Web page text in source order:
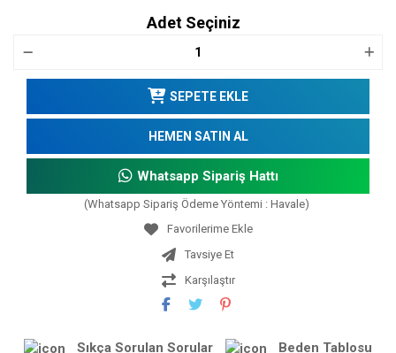
Adet Seçiniz
SEPETE EKLE
HEMEN SATIN AL
Whatsapp Sipariş Hattı
(Whatsapp Sipariş Ödeme Yöntemi : Havale)
Tavsiye Et
Karşılaştır
Sıkça Sorulan Sorular Beden Tablosu